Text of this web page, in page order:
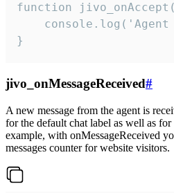
function
}
jivo_onMessageReceived#
A new message from the agent is
for the default chat label as well as
example, with onMessageReceived
messages counter for website visitors.